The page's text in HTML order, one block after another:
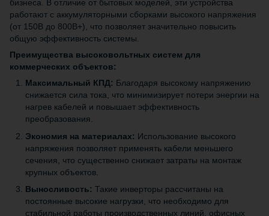
бизнеса. В отличие от бытовых моделей, эти устройства
работают с аккумуляторными сборками высокого напряжения
(от 150В до 800В+), что позволяет значительно повысить
общую эффективность системы.
Преимущества высоковольтных систем для
коммерческих объектов:
Максимальный КПД: Благодаря высокому напряжению
снижается сила тока, что минимизирует потери энергии на
нагрев кабелей и повышает эффективность
преобразования.
Экономия на материалах: Использование высокого
напряжения позволяет применять кабели меньшего
сечения, что существенно снижает затраты на монтаж
крупных объектов.
Выносливость: Такие инверторы рассчитаны на
постоянные высокие нагрузки, что необходимо для
стабильной работы производственных линий, офисных